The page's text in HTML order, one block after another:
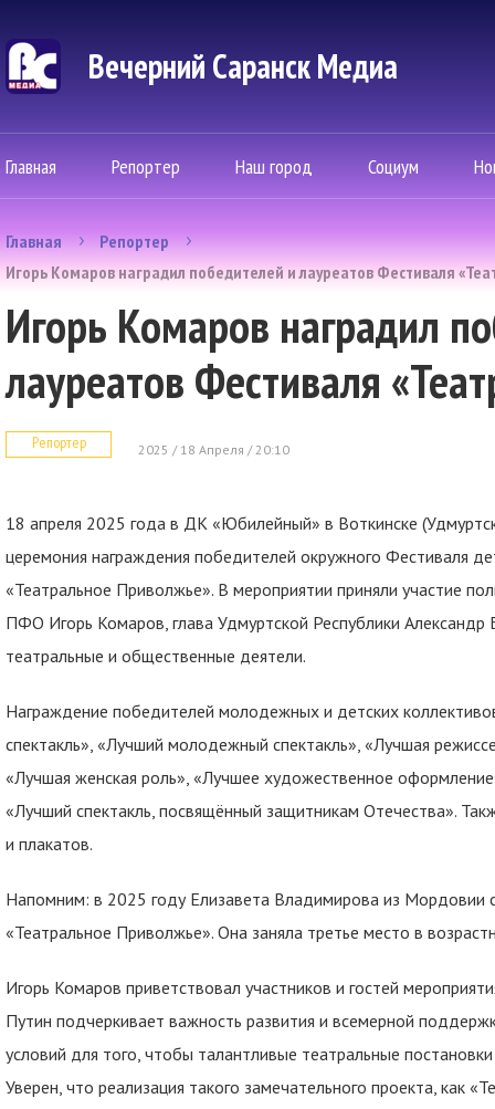
Вечерний Саранск Mедиа
Главная Репортер Наш город Социум
Главная
Репортер
Игорь Комаров наградил победителей и лауреатов Фестиваля
Игорь Комаров наградил
лауреатов Фестиваля
Репортер 2025 / 18 Апреля / 20:10
18 апреля 2025 года в ДК «Юбилейный» в Воткинске
церемония награждения победителей окружного Фестиваля
«Театральное Приволжье». В мероприятии приняли участие
ПФО Игорь Комаров, глава Удмуртской Республики Александр
театральные и общественные деятели.
Награждение победителей молодежных и детских
спектакль», «Лучший молодежный спектакль», «Лучшая
«Лучшая женская роль», «Лучшее художественное
«Лучший спектакль, посвящённый защитникам Отечества».
и плакатов.
Напомним: в 2025 году Елизавета Владимирова из Мордовии
«Театральное Приволжье». Она заняла третье место в
Игорь Комаров приветствовал участников и гостей
Путин подчеркивает важность развития и всемерной
условий для того, чтобы талантливые театральные
Уверен, что реализация такого замечательного проекта, как